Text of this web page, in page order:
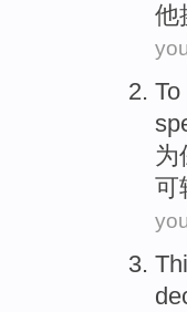
他
To
为
可